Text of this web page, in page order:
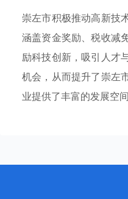
崇左市积极推动高新技
涵盖资金奖励、税收减
励科技创新，吸引人才
机会，从而提升了崇左
业提供了丰富的发展空